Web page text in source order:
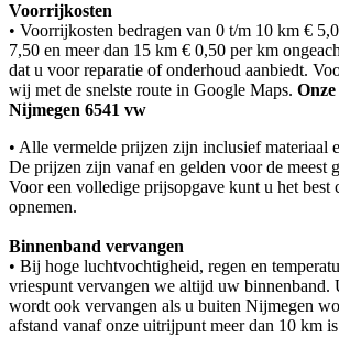
Voorrijkosten
• Voorrijkosten bedragen van 0 t/m 10 km €
7,50 en meer dan 15 km € 0,50 per km
dat u voor reparatie of onderhoud aanbiedt.
wij met de snelste route in Google Maps.
Nijmegen 6541 vw
• Alle vermelde prijzen zijn inclusief materiaal
De prijzen zijn vanaf en gelden voor de meest
Voor een volledige prijsopgave kunt u het best
opnemen.
Binnenband vervangen
• Bij hoge luchtvochtigheid, regen en
vriespunt vervangen we altijd uw binnenband.
wordt ook vervangen als u buiten Nijmegen
afstand vanaf onze uitrijpunt meer dan 10 km